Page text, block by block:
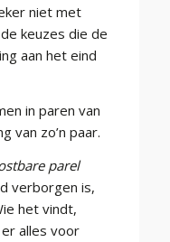
niet met
keuzes die de
aan het eind
in paren van
van zo’n paar.
parel
verborgen is,
het vindt,
alles voor